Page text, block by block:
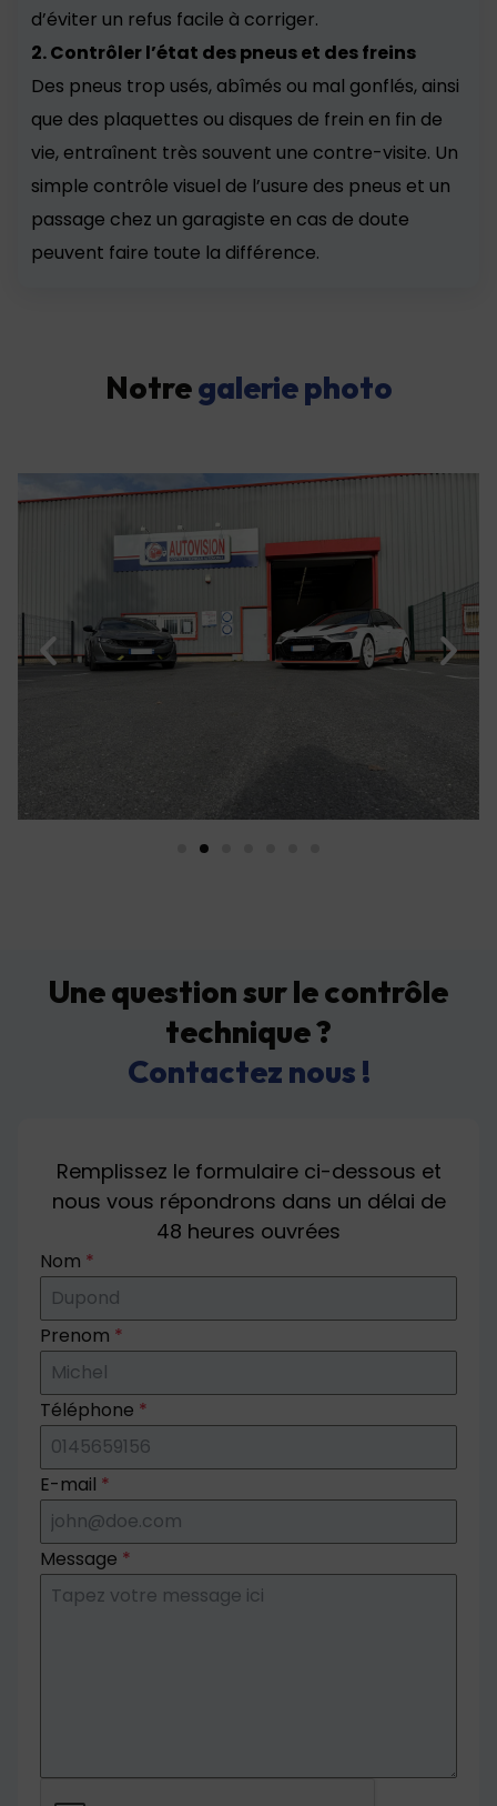
d’éviter un refus facile à corriger.
2. Contrôler l’état des pneus et des freins
Des pneus trop usés, abîmés ou mal gonflés, ainsi
que des plaquettes ou disques de frein en fin de
vie, entraînent très souvent une contre-visite. Un
simple contrôle visuel de l’usure des pneus et un
passage chez un garagiste en cas de doute
peuvent faire toute la différence.
Notregalerie photo
Une question sur le contrôle
technique ?
Contactez nous !
Remplissez le formulaire ci-dessous et
nous vous répondrons dans un délai de
48 heures ouvrées
Nom *
Prenom *
Téléphone *
E-mail *
Message *